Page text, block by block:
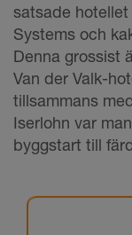
satsade
Systems och
Denna grossist
Van der Valk-
tillsammans
Iserlohn var
byggstart till